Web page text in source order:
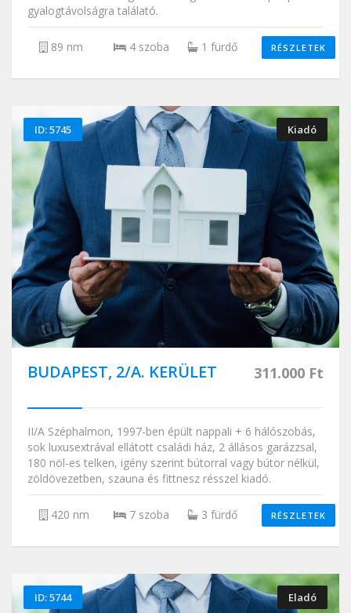
gyalogtávolságra találató.
89 nm 4 szoba 1 fürdő RÉSZLETEK
ID: 5745 Kiadó
BUDAPEST, 2/A. KERÜLET 311.000 Ft
II/A Széphalmon, 1997-ben épült nappali + 6 hálószobás,
sok luxusextrával ellátott családi ház, 2 állásos garázzsal,
180 nöl-es telken, igény szerint bútorral vagy bútor nélkül,
zöldövezetben, szauna és fittnesz résszel kiadó.
420 nm 7 szoba 3 fürdő RÉSZLETEK
ID: 5744 Eladó